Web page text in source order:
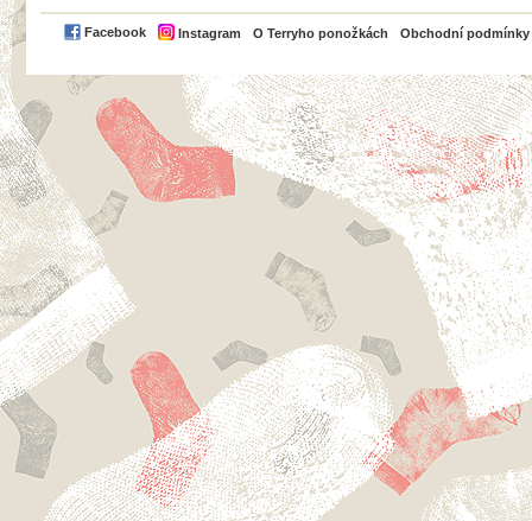
Facebook Instagram O Terryho ponožkách Obchodní podmínky
PayPal